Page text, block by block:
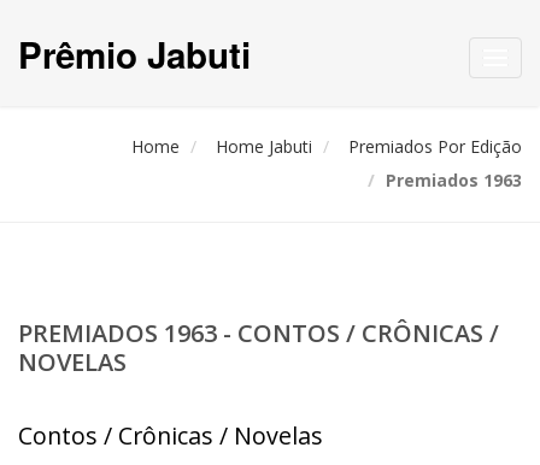
Prêmio Jabuti
Home Home Jabuti
Premiados Por Edição
Premiados 1963
PREMIADOS 1963 - CONTOS / CRÔNICAS /
NOVELAS
Contos / Crônicas / Novelas